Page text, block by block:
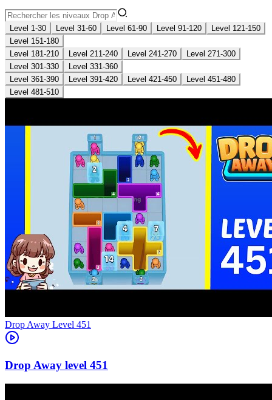
Level 1-30 Level 31-60 Level 61-90 Level 91-120
Level 121-150
Level 151-180
Level 181-210
Level 211-240 Level 241-270
Level 271-300
Level 301-330
Level 331-360
Level 361-390
Level 391-420 Level 421-450
Level 451-480
Level 481-510
Level 451
451